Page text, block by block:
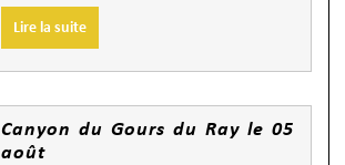
Lire la suite
Canyon du Gours du Ray le 05
août